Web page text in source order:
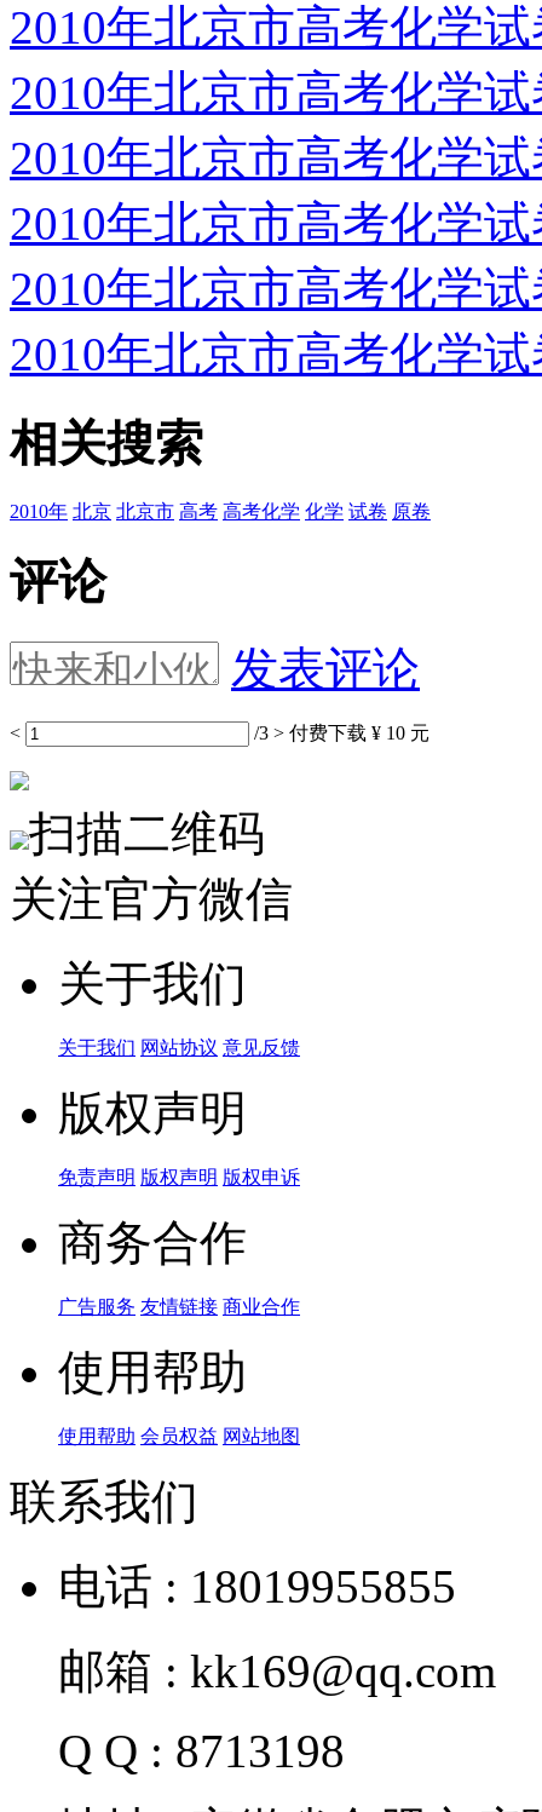
2010年北京市高考化学
2010年北京市高考化学
2010年北京市高考化学
2010年北京市高考化学
2010年北京市高考化学
2010年北京市高考化学
相关搜索
2010年 北京 北京市 高考 高考化学 化学 试卷 原卷
评论
发表评论
< /3 > 付费下载 ¥ 10 元
扫描二维码
关注官方微信
关于我们
关于我们 网站协议 意见反馈
版权声明
免责声明 版权声明 版权申诉
商务合作
广告服务 友情链接 商业合作
使用帮助
使用帮助 会员权益 网站地图
联系我们
电话 : 18019955855
邮箱 : kk169@qq.com
Q Q : 8713198